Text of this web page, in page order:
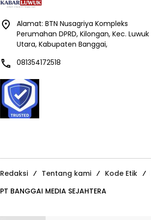
Alamat: BTN Nusagriya Kompleks
Perumahan DPRD, Kilongan, Kec. Luwuk
Utara, Kabupaten Banggai,
081354172518
Redaksi Tentang kami Kode Etik
PT BANGGAI MEDIA SEJAHTERA